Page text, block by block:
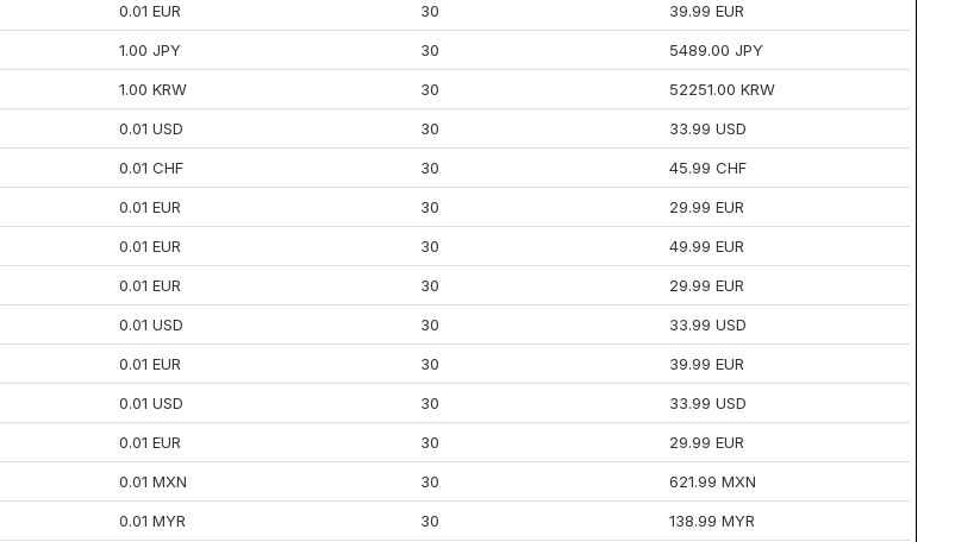
0.01 EUR 30 39.99 EUR
1.00 JPY 30 5489.00 JPY
1.00 KRW 30 52251.00 KRW
0.01 USD 30 33.99 USD
0.01 CHF 30 45.99 CHF
0.01 EUR 30 29.99 EUR
0.01 EUR 30 49.99 EUR
0.01 EUR 30 29.99 EUR
0.01 USD 30 33.99 USD
0.01 EUR 30 39.99 EUR
0.01 USD 30 33.99 USD
0.01 EUR 30 29.99 EUR
0.01 MXN 30 621.99 MXN
0.01 MYR 30 138.99 MYR